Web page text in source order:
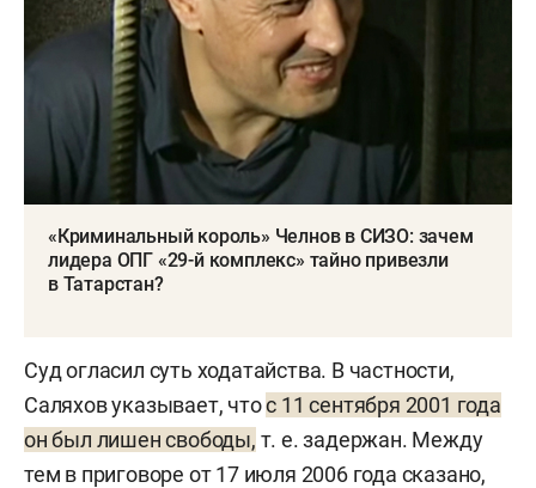
«Криминальный король» Челнов в СИЗО: зачем
лидера ОПГ «29-й комплекс» тайно привезли
в Татарстан?
Суд огласил суть ходатайства. В частности,
Саляхов указывает, чтос 11 сентября 2001 года
он был лишен свободы, т. е. задержан. Между
тем в приговоре от 17 июля 2006 года сказано,